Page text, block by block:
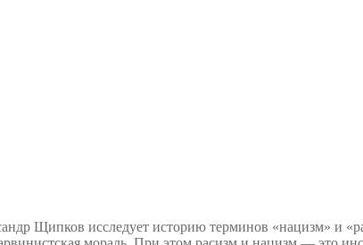
Щипков исследует историю терминов «нацизм» и